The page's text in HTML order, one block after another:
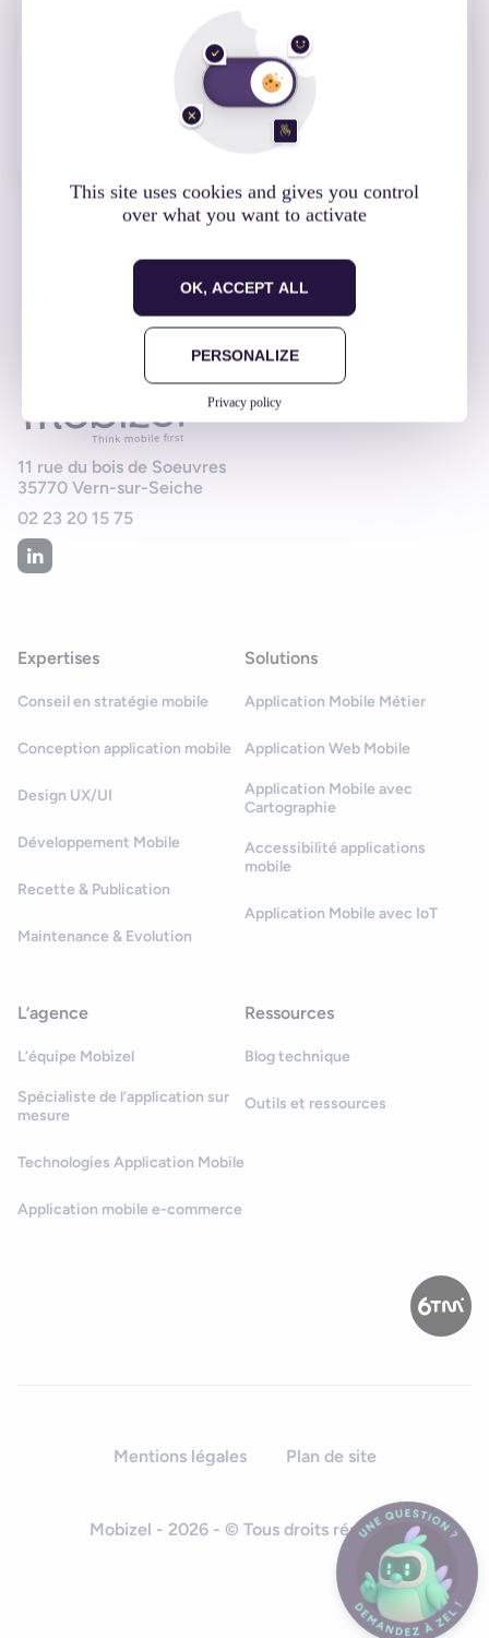
This site uses cookies and gives you control
over what you want to activate
OK, ACCEPT ALL
PERSONALIZE
Privacy policy
Lire l'article
15 16 17 19
11 rue du bois de Soeuvres
35770 Vern-sur-Seiche
02 23 20 15 75
Expertises
Conseil en stratégie mobile
Conception application mobile
Design UX/UI
Développement Mobile
Recette & Publication
Maintenance & Evolution
Solutions
Application Mobile Métier
Application Web Mobile
Application Mobile avec
Cartographie
Accessibilité applications
mobile
Application Mobile avec IoT
L’agence
L’équipe Mobizel
Spécialiste de l’application sur
mesure
Technologies Application Mobile
Application mobile e-commerce
Ressources
Blog technique
Outils et ressources
Mentions légales Plan de site
Mobizel - 2026 - © Tous droits réservés